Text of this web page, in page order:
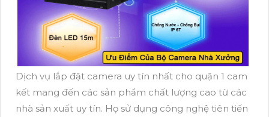
Dịch vụ lắp đặt camera uy tín nhất cho quận 1 cam
kết mang đến các sản phẩm chất lượng cao từ các
nhà sản xuất uy tín. Họ sử dụng công nghệ tiên tiến